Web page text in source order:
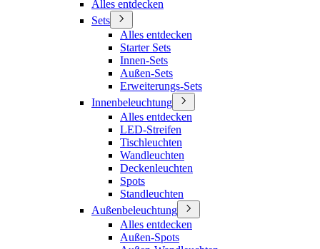
Alles entdecken
Sets
Alles entdecken
Starter Sets
Innen-Sets
Außen-Sets
Erweiterungs-Sets
Innenbeleuchtung
Alles entdecken
LED-Streifen
Tischleuchten
Wandleuchten
Deckenleuchten
Spots
Standleuchten
Außenbeleuchtung
Alles entdecken
Außen-Spots